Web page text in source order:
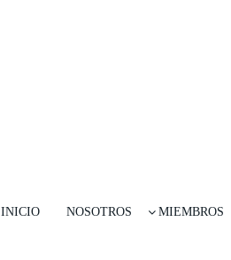
INICIO NOSOTROS MIEMBROS